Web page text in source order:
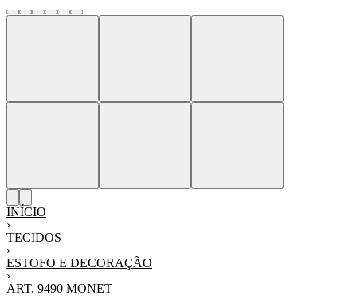
INÍCIO
›
TECIDOS
›
ESTOFO E DECORAÇÃO
›
ART. 9490 MONET